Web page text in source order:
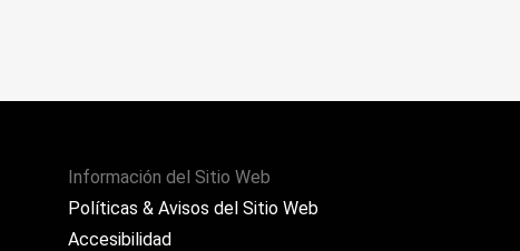
Información del Sitio Web
Políticas & Avisos del Sitio Web
Accesibilidad